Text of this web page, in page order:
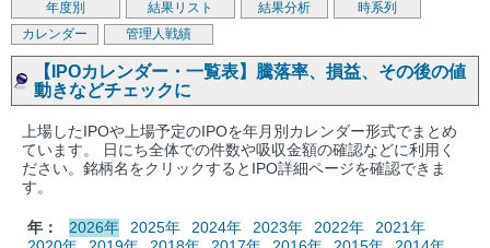
年度別
結果リスト 結果分析
時系列
カレンダー
管理人戦績
【IPOカレンダー・一覧表】騰落率、損益、その後の値
動きなどチェックに
上場したIPOや上場予定のIPOを年月別カレンダー形式でまとめ
ています。 日にち全体での件数や吸収金額の確認などに利用く
ださい。銘柄名をクリックするとIPO詳細ページを確認できま
す。
年： 2026年 2025年 2024年 2023年 2022年
2021年